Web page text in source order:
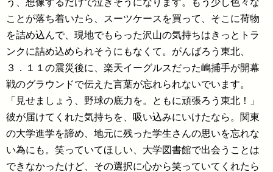
う、想像するだけで泣きそうになります。もう少し色々な
ことが落ち着いたら、スーツケースを買って、そこに荷物
を詰め込んで、現地でもらった沢山の気持ちはきっとトラ
ンクに詰め込められそうにもなくて。がんばろう東北、
３．１１の震災後に、楽天イーグルスだった嶋捕手が開幕
戦のグラウンドで伝えた言葉が忘れられないでいます。
「見せましょう、野球の底力を。ともに頑張ろう東北！」
彼が届けてくれた気持ちを、吸い込みにいけたなら。関東
の大学進学を諦め、地元に残った学生さんの思いを忘れな
い為にも。笑っていてほしい、大学図書館で出会うことは
できなかったけど、その選択に心から笑っていてくれたら